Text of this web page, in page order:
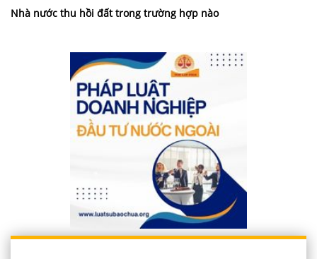
Nhà nước thu hồi đất trong trường hợp nào